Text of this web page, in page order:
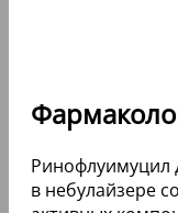
Ринофлуимуцил
в небулайзере